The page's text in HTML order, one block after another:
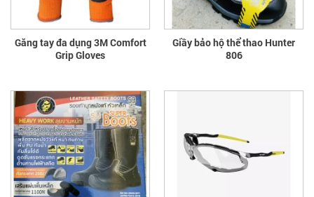
Găng tay đa dụng 3M Comfort
Grip Gloves
Giầy bảo hộ thể thao Hunter
806